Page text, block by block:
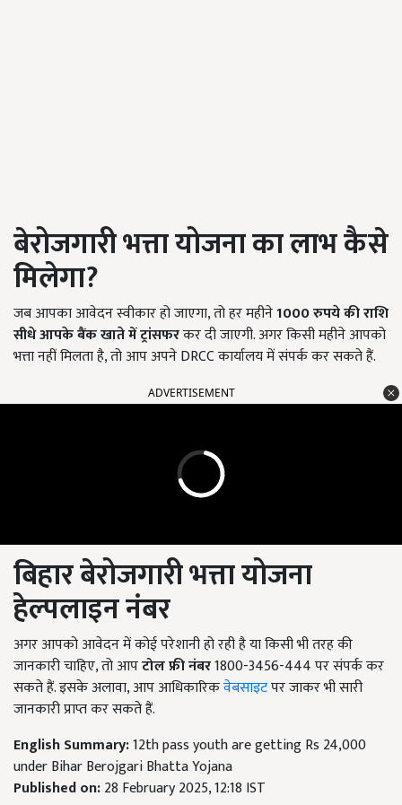
बेरोजगारी भत्ता योजना का लाभ कैसे
मिलेगा?
जब आपका आवेदन स्वीकार हो जाएगा, तो हर महीने1000रुपये की राशि
सीधे आपके बैंक खाते में ट्रांसफरकर दी जाएगी. अगर किसी महीने आपको
भत्ता नहीं मिलता है, तो आप अपने DRCC कार्यालय में संपर्क कर सकते हैं.
ADVERTISEMENT
बिहार बेरोजगारी भत्ता योजना
हेल्पलाइन नंबर
अगर आपको आवेदन में कोई परेशानी हो रही है या किसी भी तरह की
जानकारी चाहिए, तो आपटोल फ्री नंबर1800-3456-444 पर संपर्क कर
सकते हैं. इसके अलावा, आप आधिकारिकवेबसाइटपर जाकर भी सारी
जानकारी प्राप्त कर सकते हैं.
English Summary:12th pass youth are getting Rs 24,000
under Bihar Berojgari Bhatta Yojana
Published on:28 February 2025, 12:18 IST